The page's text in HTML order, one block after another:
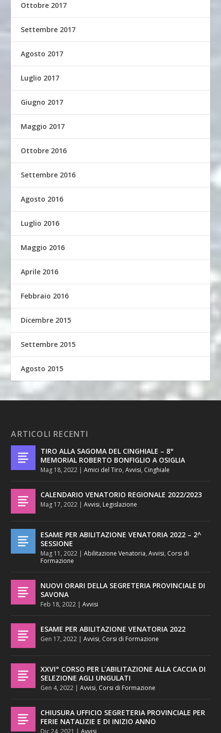
Ottobre 2017
Settembre 2017
Agosto 2017
Luglio 2017
Giugno 2017
Maggio 2017
Ottobre 2016
Settembre 2016
Agosto 2016
Luglio 2016
Maggio 2016
Aprile 2016
Febbraio 2016
Dicembre 2015
Settembre 2015
Agosto 2015
ARTICOLI RECENTI
TIRO ALLA SAGOMA DEL CINGHIALE – 8°
MEMORIAL ROBERTO BONFIGLIO A OSIGLIA
Mag 18, 2022 |Amici del Tiro,Avvisi, Cinghiale
CALENDARIO VENATORIO REGIONALE 2022/2023
Mag 17, 2022 |Avvisi, Legislazione
ESAME PER ABILITAZIONE VENATORIA 2022 – 2^
SESSIONE
Mag 11, 2022 |Abilitazione Venatoria,Avvisi, Corsi di
Formazione
NUOVI ORARI DELLA SEGRETERIA PROVINCIALE DI
SAVONA
Feb 18, 2022 |Avvisi
ESAME PER ABILITAZIONE VENATORIA 2022
Gen 17, 2022 |Avvisi, Corsi di Formazione
XXVI° CORSO PER L’ABILITAZIONE ALLA CACCIA DI
SELEZIONE AGLI UNGULATI
Gen 4, 2022 |Avvisi, Corsi di Formazione
CHIUSURA UFFICIO SEGRETERIA PROVINCIALE PER
FERIE NATALIZIE E DI INIZIO ANNO
Dic 24, 2021 |Avvisi